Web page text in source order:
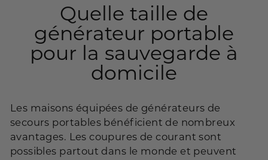
Quelle taille de
générateur portable
pour la sauvegarde à
domicile
Les maisons équipées de générateurs de
secours portables bénéficient de nombreux
avantages. Les coupures de courant sont
possibles partout dans le monde et peuvent